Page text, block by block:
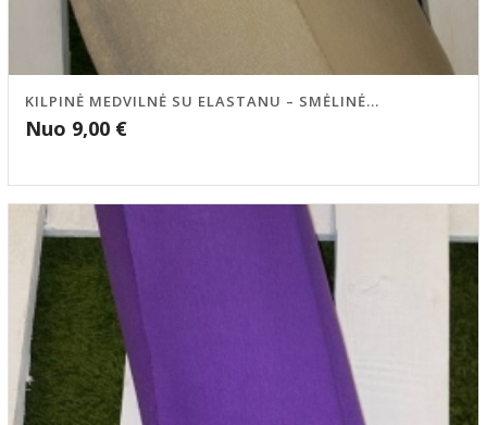
KILPINĖ MEDVILNĖ SU ELASTANU – SMĖLINĖ...
Nuo 9,00 €